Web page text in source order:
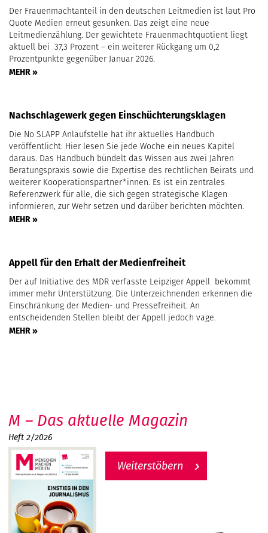
Der Frauenmachtanteil in den deutschen Leitmedien ist laut Pro
Quote Medien erneut gesunken. Das zeigt eine neue
Leitmedienzählung. Der gewichtete Frauenmachtquotient liegt
aktuell bei 37,3 Prozent – ein weiterer Rückgang um 0,2
Prozentpunkte gegenüber Januar 2026.
MEHR »
Nachschlagewerk gegen Einschüchterungsklagen
Die No SLAPP Anlaufstelle hat ihr aktuelles Handbuch
veröffentlicht: Hier lesen Sie jede Woche ein neues Kapitel
daraus. Das Handbuch bündelt das Wissen aus zwei Jahren
Beratungspraxis sowie die Expertise des rechtlichen Beirats und
weiterer Kooperationspartner*innen. Es ist ein zentrales
Referenzwerk für alle, die sich gegen strategische Klagen
informieren, zur Wehr setzen und darüber berichten möchten.
MEHR »
Appell für den Erhalt der Medienfreiheit
Der auf Initiative des MDR verfasste Leipziger Appell bekommt
immer mehr Unterstützung. Die Unterzeichnenden erkennen die
Einschränkung der Medien- und Pressefreiheit. An
entscheidenden Stellen bleibt der Appell jedoch vage.
MEHR »
M – Das aktuelle Magazin
Heft 2/2026
Weiterstöbern